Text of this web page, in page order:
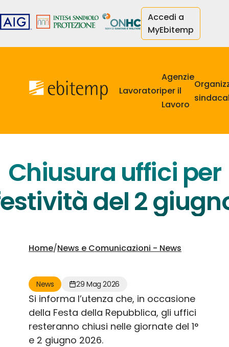
al
contenuto
principale
Accedi a
MyEbitemp
principale
Lavoratori
Agenzie
per il
Lavoro
Chiusura uffici per
del 2
Home/News e Comunicazioni - News
News 29 Mag 2026
Si informa l’utenza che, in occasione
della Festa della Repubblica, gli uffici
resteranno chiusi nelle giornate del 1°
e 2 giugno 2026.